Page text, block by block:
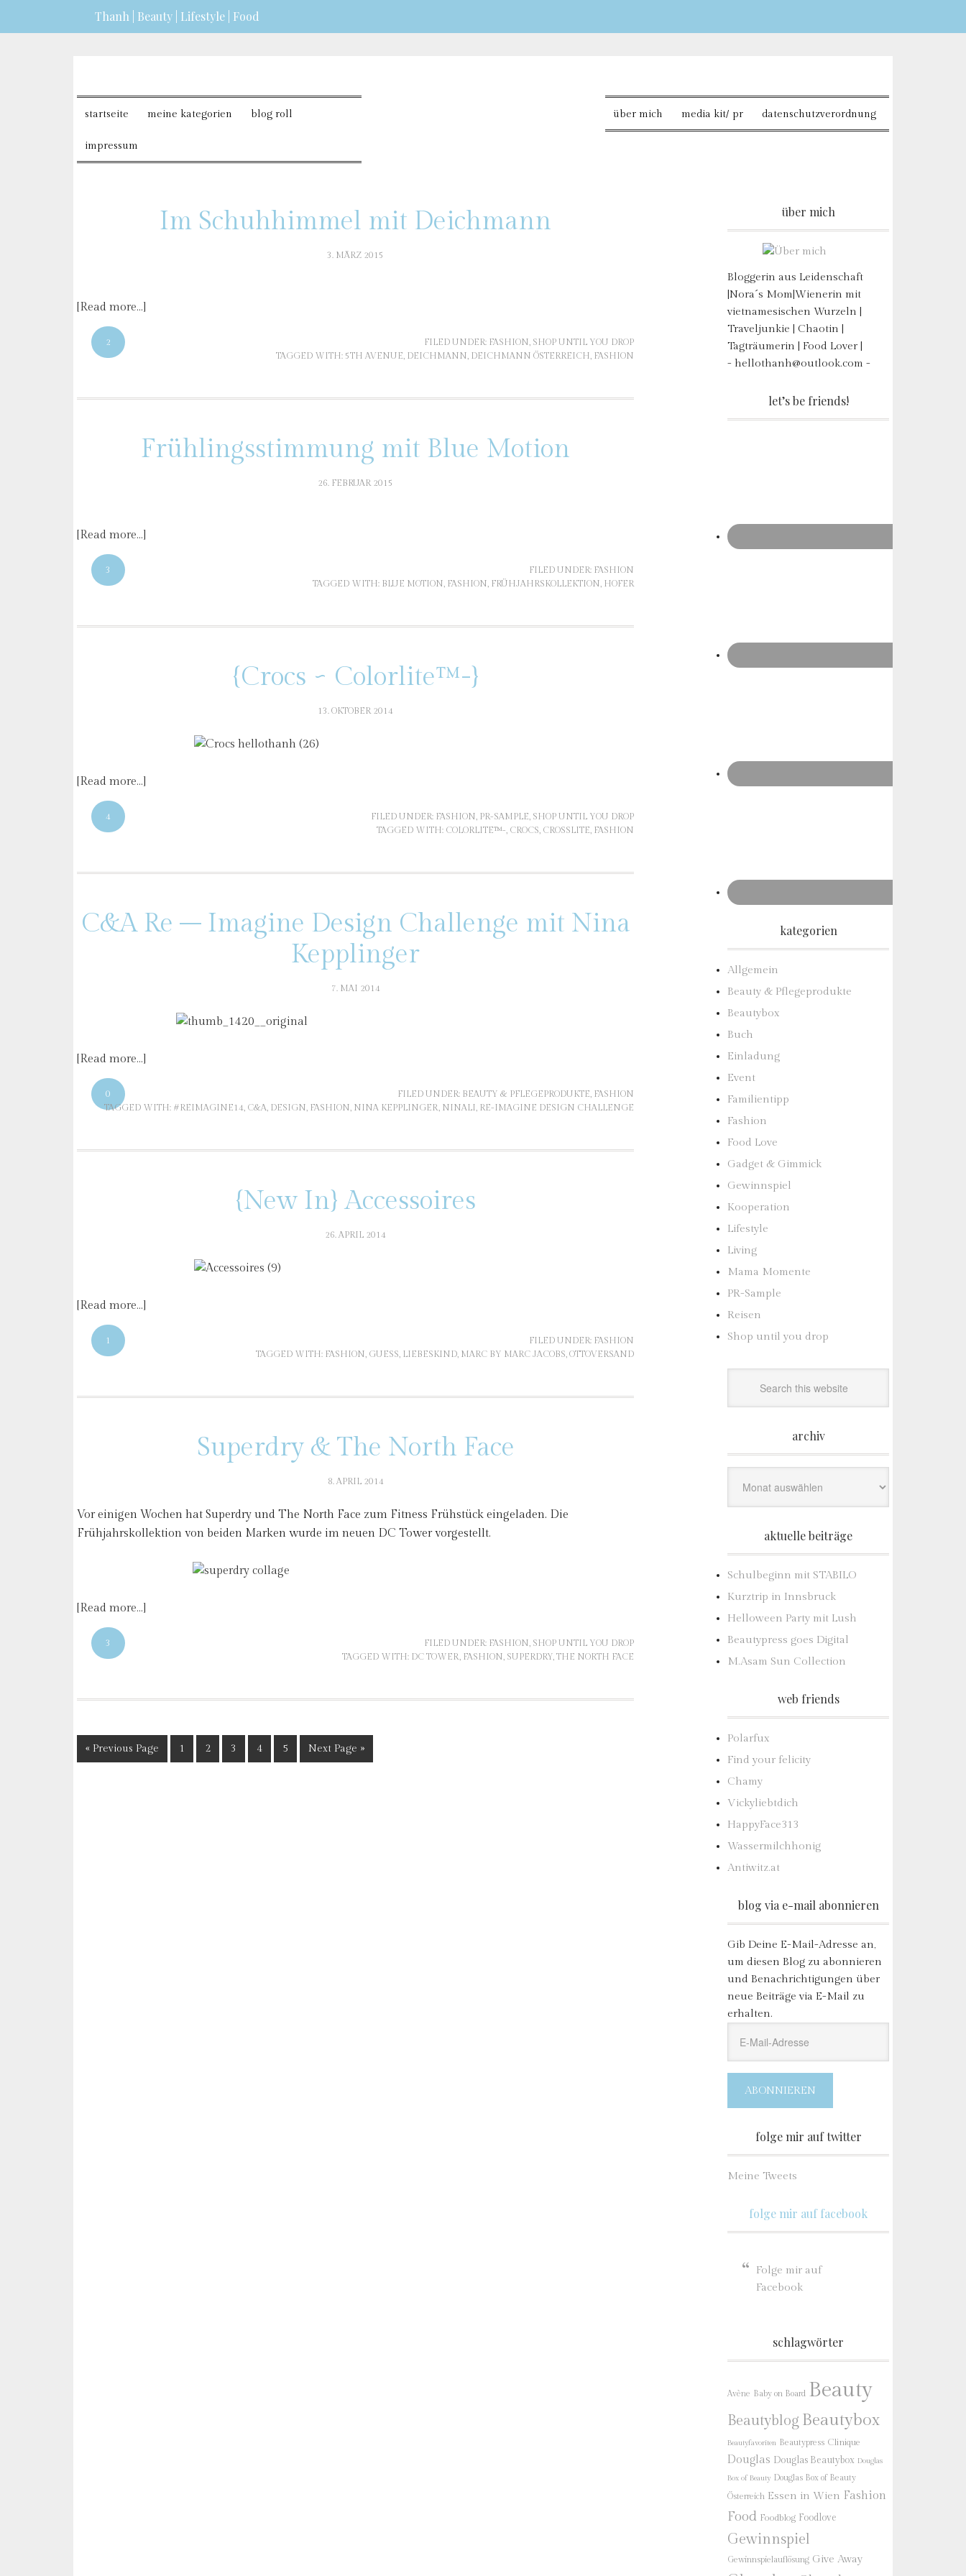
Thanh | Beauty | Lifestyle | Food
startseite meine kategorien blog roll
impressum
über mich media kit/ pr datenschutzverordnung
Im Schuhhimmel mit Deichmann
3. MÄRZ 2015
[Read more…]
2 FILED UNDER: FASHION, SHOP UNTIL YOU DROP
TAGGED WITH: 5TH AVENUE, DEICHMANN, DEICHMANN ÖSTERREICH, FASHION
Frühlingsstimmung mit Blue Motion
26. FEBRUAR 2015
[Read more…]
3 FILED UNDER: FASHION
TAGGED WITH: BLUE MOTION, FASHION, FRÜHJAHRSKOLLEKTION, HOFER
{Crocs ~ Colorlite™-}
13. OKTOBER 2014
[Read more…]
4 FILED UNDER: FASHION, PR-SAMPLE, SHOP UNTIL YOU DROP
TAGGED WITH: COLORLITE™-, CROCS, CROSSLITE, FASHION
C&A Re – Imagine Design Challenge mit Nina
Kepplinger
7. MAI 2014
[Read more…]
0 FILED UNDER: BEAUTY & PFLEGEPRODUKTE, FASHION
TAGGED WITH: #REIMAGINE14, C&A, DESIGN, FASHION, NINA KEPPLINGER, NINALI, RE-IMAGINE DESIGN CHALLENGE
{New In} Accessoires
26. APRIL 2014
[Read more…]
1 FILED UNDER: FASHION
TAGGED WITH: FASHION, GUESS, LIEBESKIND, MARC BY MARC JACOBS, OTTOVERSAND
Superdry & The North Face
8. APRIL 2014
Vor einigen Wochen hat Superdry und The North Face zum Fitness Frühstück eingeladen. Die
Frühjahrskollektion von beiden Marken wurde im neuen DC Tower vorgestellt.
[Read more…]
3 FILED UNDER: FASHION, SHOP UNTIL YOU DROP
TAGGED WITH: DC TOWER, FASHION, SUPERDRY, THE NORTH FACE
« Previous Page 1 2 3 4 5 Next Page »
über mich
Bloggerin aus Leidenschaft
|Nora´s Mom|Wienerin mit
vietnamesischen Wurzeln |
Traveljunkie | Chaotin |
Tagträumerin | Food Lover |
- hellothanh@outlook.com -
let’s be friends!
kategorien
Allgemein
Beauty & Pflegeprodukte
Beautybox
Buch
Einladung
Event
Familientipp
Fashion
Food Love
Gadget & Gimmick
Gewinnspiel
Kooperation
Lifestyle
Living
Mama Momente
PR-Sample
Reisen
Shop until you drop
archiv
aktuelle beiträge
Schulbeginn mit STABILO
Kurztrip in Innsbruck
Helloween Party mit Lush
Beautypress goes Digital
M.Asam Sun Collection
web friends
Polarfux
Find your felicity
Chamy
Vickyliebtdich
HappyFace313
Wassermilchhonig
Antiwitz.at
blog via e-mail abonnieren
Gib Deine E-Mail-Adresse an,
um diesen Blog zu abonnieren
und Benachrichtigungen über
neue Beiträge via E-Mail zu
erhalten.
Mail-
Adresse
ABONNIEREN
folge mir auf twitter
Meine Tweets
folge mir auf facebook
Folge mir auf
Facebook
schlagwörter
Avène Baby on Board Beauty
Beautyblog Beautybox
Beautyfavoriten Beautypress Clinique
Douglas Douglas Beautybox Douglas
Box of Beauty Douglas Box of Beauty
Österreich Essen in Wien Fashion
Food Foodblog Foodlove
Gewinnspiel
Gewinnspielauflösung Give Away
erfahren? ICH BIN EINVERSTANDEN